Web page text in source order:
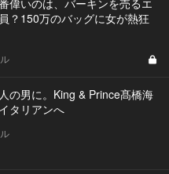
偉いのは、バーキンを売るエ
？150万のバッグに女が熱狂
の男に。King & Prince髙橋海
タリアンへ